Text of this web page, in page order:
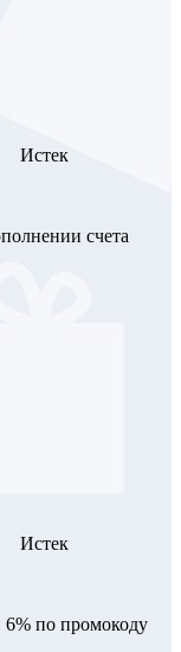
Истек
счета
Истек
6% по промокоду